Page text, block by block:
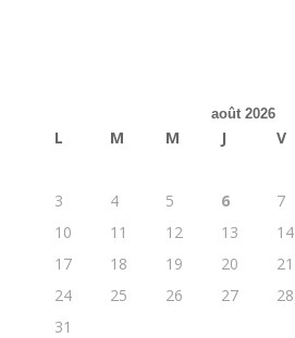
août 2026
L M M J V
3
4 5 6 7
10
11 12 13 14
17
18 19 20 21
24
25 26 27 28
31